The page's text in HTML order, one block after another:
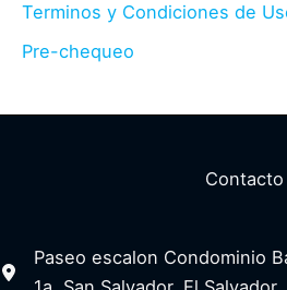
Terminos y Condiciones de
Pre-chequeo
Contacto
Paseo escalon Condominio